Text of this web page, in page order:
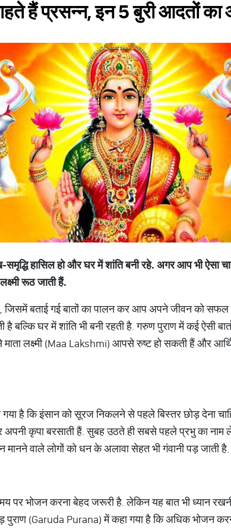
हैं प्रसन्न, इन 5 बुरी आदतों
-समृद्धिहासिलहोऔरघरमेंशांतिबनीरहे. अगरआपभीऐसा
लक्ष्मीरूठजातीहैं.
जिसमें बताई गई बातों का पालन कर आप अपने जीवन को सफल
घर में शांति भी बनी रहती है. गरुण पुराण में कई ऐसी
माता लक्ष्मी (Maa Lakshmi) आपसे रुष्ट हो सकती हैं और
है कि इंसान को सूरज निकलने से पहले बिस्तर छोड़ देना
कृपा बरसाती हैं. सुबह उठते ही सबसे पहले प्रभु का नाम
मानने वाले लोगों को धन के अलावा सेहत भी गंवानी पड़ जाती है.
भोजन करना बेहद जरूरी है. लेकिन यह बात भी ध्यान
(Garuda Purana) में कहा गया है कि अधिक भोजन